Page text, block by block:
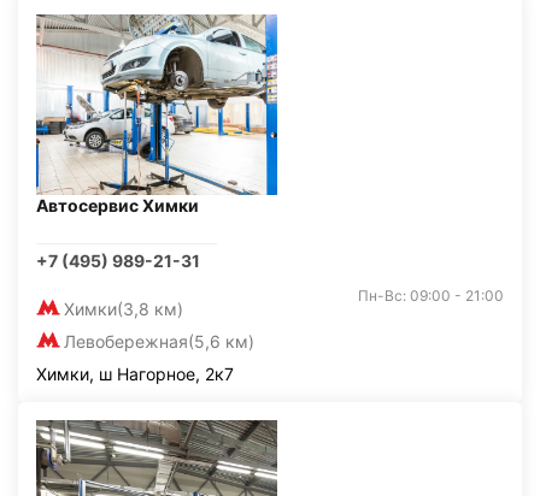
Автосервис Химки
+7 (495) 989-21-31
Химки(3,8 км)
Левобережная(5,6 км)
Пн-Вс: 09:00 - 21:00
Химки, ш Нагорное, 2к7